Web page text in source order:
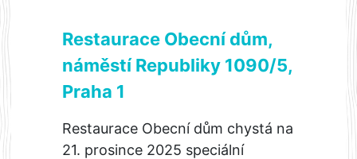
Restaurace Obecní dům,
náměstí Republiky 1090/5,
Praha 1
Restaurace Obecní dům chystá na
21. prosince 2025 speciální